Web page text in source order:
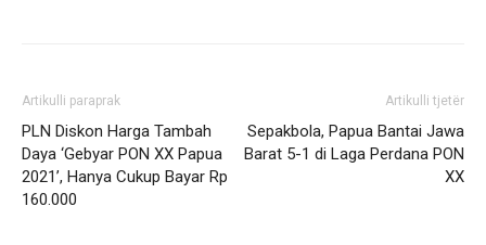
Artikulli paraprak
PLN Diskon Harga Tambah
Daya ‘Gebyar PON XX Papua
2021’, Hanya Cukup Bayar Rp
160.000
Artikulli tjetër
Sepakbola, Papua Bantai Jawa
Barat 5-1 di Laga Perdana PON
XX